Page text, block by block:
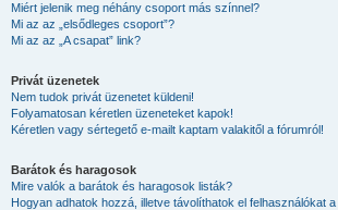
Miért jelenik meg néhány csoport más színnel?
Mi az az „elsődleges csoport”?
Mi az az „A csapat” link?
Privát üzenetek
Nem tudok privát üzenetet küldeni!
Folyamatosan kéretlen üzeneteket kapok!
Kéretlen vagy sértegető e-mailt kaptam valakitől a fórumról!
Barátok és haragosok
Mire valók a barátok és haragosok listák?
Hogyan adhatok hozzá, illetve távolíthatok el felhasználókat